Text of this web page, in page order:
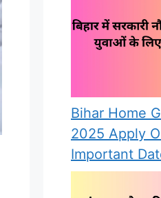
Bihar Home
2025 Apply
Important